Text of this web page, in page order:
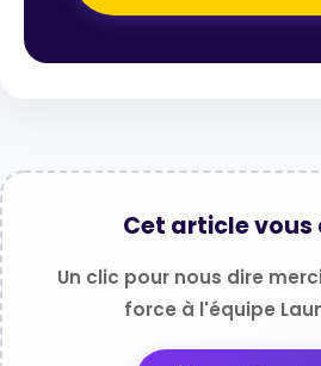
Cet article vous
Un clic pour nous dire
force à l'équipe